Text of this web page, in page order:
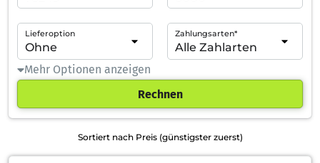
Lieferoption Zahlungsarten*
Mehr Optionen anzeigen
Rechnen
Sortiert nach Preis (günstigster zuerst)